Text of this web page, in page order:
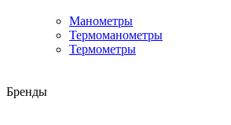
Манометры
Термоманометры
Термометры
Бренды